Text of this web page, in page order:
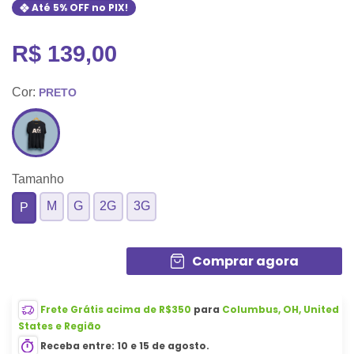
Até 5% OFF no PIX!
R$ 139,00
Cor: PRETO
Tamanho
P M G 2G 3G
Comprar agora
Frete Grátis acima de R$350 para Columbus, OH, United
States e Região
Receba entre: 10 e15 de agosto.